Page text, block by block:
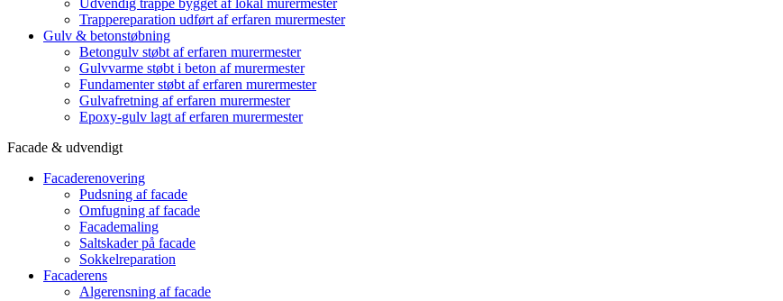
Udvendig trappe bygget af lokal murermester
Trappereparation udført af erfaren murermester
Gulv & betonstøbning
Betongulv støbt af erfaren murermester
Gulvvarme støbt i beton af murermester
Fundamenter støbt af erfaren murermester
Gulvafretning af erfaren murermester
Epoxy-gulv lagt af erfaren murermester
Facade & udvendigt
Facaderenovering
Pudsning af facade
Omfugning af facade
Facademaling
Saltskader på facade
Sokkelreparation
Facaderens
Algerensning af facade